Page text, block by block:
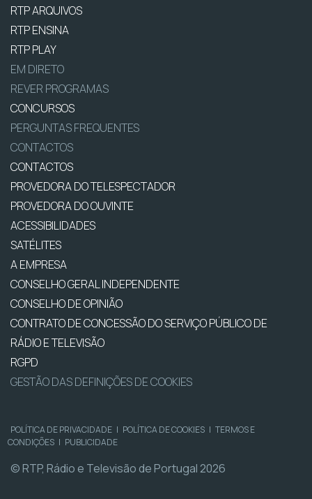
RTP ARQUIVOS
RTP ENSINA
RTP PLAY
EM DIRETO
REVER PROGRAMAS
CONCURSOS
PERGUNTAS FREQUENTES
CONTACTOS
CONTACTOS
PROVEDORA DO TELESPECTADOR
PROVEDORA DO OUVINTE
ACESSIBILIDADES
SATÉLITES
A EMPRESA
CONSELHO GERAL INDEPENDENTE
CONSELHO DE OPINIÃO
CONTRATO DE CONCESSÃO DO SERVIÇO PÚBLICO DE
RÁDIO E TELEVISÃO
RGPD
GESTÃO DAS DEFINIÇÕES DE COOKIES
POLÍTICA DE PRIVACIDADE | POLÍTICA DE COOKIES | TERMOS E
CONDIÇÕES | PUBLICIDADE
© RTP, Rádio e Televisão de Portugal 2026